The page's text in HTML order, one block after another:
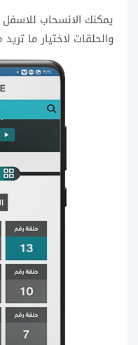
يمكنك الانسحاب
والحلقات لاختيار ما